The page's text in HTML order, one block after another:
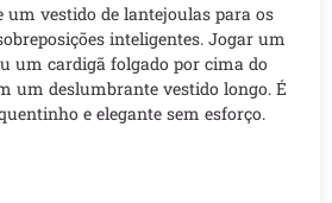
vestido de lantejoulas para os
inteligentes. Jogar um
um cardigã folgado por cima do
um deslumbrante vestido longo. É
e elegante sem esforço.